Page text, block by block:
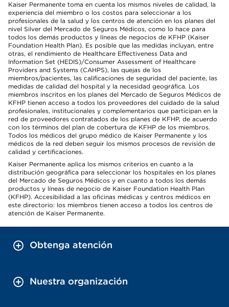
Kaiser Permanente toma en cuenta los mismos niveles de calidad, la
experiencia del miembro o los costos para seleccionar a los
profesionales de la salud y los centros de atención en los planes del
nivel Silver del Mercado de Seguros Médicos, como lo hace para
todos los demás productos y líneas de negocios de KFHP (Kaiser
Foundation Health Plan). Es posible que las medidas incluyan, entre
otras, el rendimiento de Healthcare Effectiveness Data and
Information Set (HEDIS)/Consumer Assessment of Healthcare
Providers and Systems (CAHPS), las quejas de los
miembros/pacientes, las calificaciones de seguridad del paciente, las
medidas de calidad del hospital y la necesidad geográfica. Los
miembros inscritos en los planes del Mercado de Seguros Médicos de
KFHP tienen acceso a todos los proveedores del cuidado de la salud
profesionales, institucionales y complementarios que participan en la
red de proveedores contratados de los planes de KFHP, de acuerdo
con los términos del plan de cobertura de KFHP de los miembros.
Todos los médicos del grupo médico de Kaiser Permanente y los
médicos de la red deben seguir los mismos procesos de revisión de
calidad y certificaciones.
Kaiser Permanente aplica los mismos criterios en cuanto a la
distribución geográfica para seleccionar los hospitales en los planes
del Mercado de Seguros Médicos y en cuanto a todos los demás
productos y líneas de negocio de Kaiser Foundation Health Plan
(KFHP). Accesibilidad a las oficinas médicas y centros médicos en
este directorio: los miembros tienen acceso a todos los centros de
atención de Kaiser Permanente.
Obtenga atención
Nuestra organización